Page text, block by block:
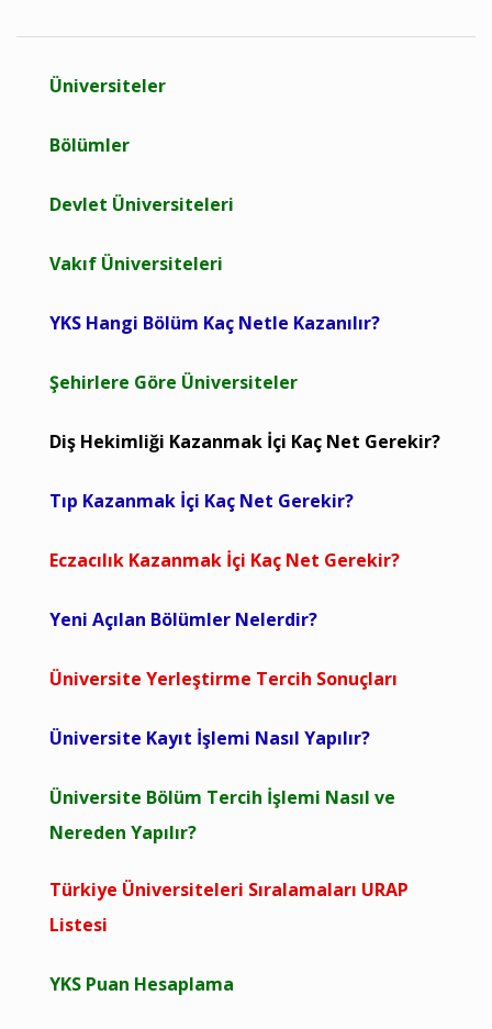
Üniversiteler
Bölümler
Devlet Üniversiteleri
Vakıf Üniversiteleri
YKS Hangi Bölüm Kaç Netle Kazanılır?
Şehirlere Göre Üniversiteler
Diş Hekimliği Kazanmak İçi Kaç Net Gerekir?
Tıp Kazanmak İçi Kaç Net Gerekir?
Eczacılık Kazanmak İçi Kaç Net Gerekir?
Yeni Açılan Bölümler Nelerdir?
Üniversite Yerleştirme Tercih Sonuçları
Üniversite Kayıt İşlemi Nasıl Yapılır?
Üniversite Bölüm Tercih İşlemi Nasıl ve
Nereden Yapılır?
Türkiye Üniversiteleri Sıralamaları URAP
Listesi
YKS Puan Hesaplama